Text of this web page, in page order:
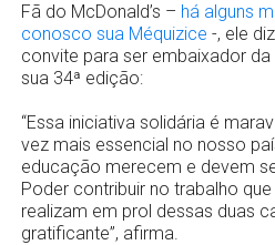
Fã do McDonald’s – há alguns
conosco sua Méquizice -, ele
convite para ser embaixador
sua 34ª edição:
“Essa iniciativa solidária é
vez mais essencial no nosso
educação merecem e devem
Poder contribuir no trabalho
realizam em prol dessas duas
gratificante”, afirma.